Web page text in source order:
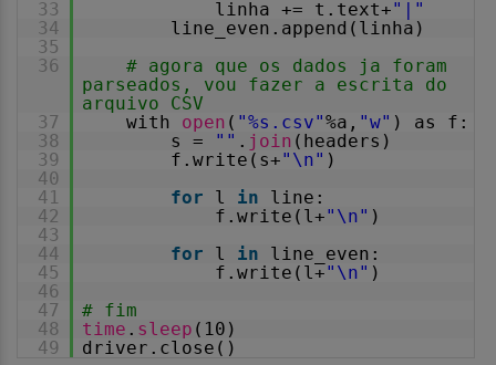
33
linha += t.text+"|"
34
line_even.append(linha)
35
36
# agora que os dados ja foram
parseados, vou fazer a escrita do
arquivo CSV
37
with open ( "%s.csv"%a, "w" ) as f:
38
s = "" . join (headers)
39
f.write(s+"\n" )
40
41
for l in
line:
42
f.write(l+"\n" )
43
44
for l in
line_even:
45
f.write(l+"\n" )
46
47
# fim
48
time . sleep (10)
49
driver.close()